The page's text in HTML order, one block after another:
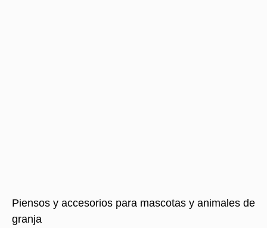
Piensos y accesorios para mascotas y animales de
granja